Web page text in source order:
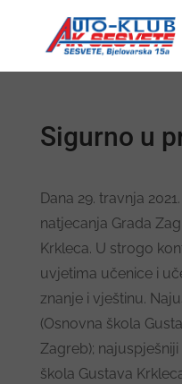
Sigurno u
Dana 29. travnja
natjecanja Grada
Krkleca. U strogo
uvjetima učenice i
znanje i vještinu.
(Osnovna škola
Zagreb);
škola Gustava